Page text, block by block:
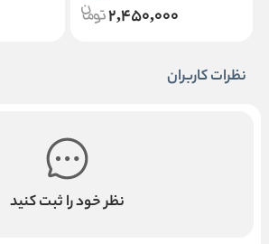
2,450,000
نظرات کاربران
نظر خود را ثبت کنید